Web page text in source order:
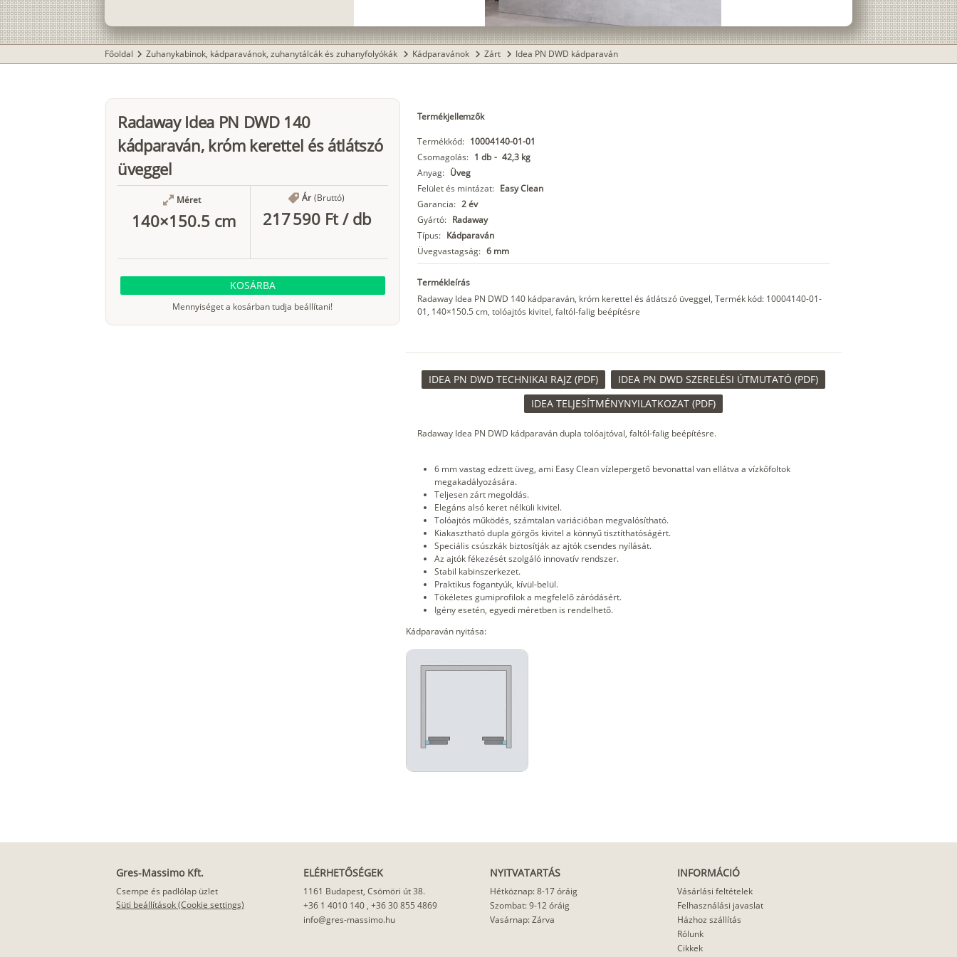
Főoldal chevron_right Zuhanykabinok, kádparavánok, zuhanytálcák és zuhanyfolyókák chevron_right Kádparavánok chevron_right Zárt chevron_right Idea PN DWD kádparaván
Radaway Idea PN DWD 140
kádparaván, króm kerettel és átlátszó
üveggel
Méret
140×150.5 cm
Ár (Bruttó)
217 590 Ft/ db
KOSÁRBA
Mennyiséget a kosárban tudja beállítani!
Termékjellemzők
Termékkód: 10004140-01-01
Csomagolás: 1 db - 42,3 kg
Anyag: Üveg
Felület és mintázat: Easy Clean
Garancia: 2 év
Gyártó: Radaway
Típus: Kádparaván
Üvegvastagság: 6 mm
Termékleírás
Radaway Idea PN DWD 140 kádparaván, króm kerettel és átlátszó üveggel, Termék kód: 10004140-01-
01, 140×150.5 cm, tolóajtós kivitel, faltól-falig beépítésre
IDEA PN DWD TECHNIKAI RAJZ (PDF)
IDEA PN DWD SZERELÉSI ÚTMUTATÓ (PDF)
IDEA TELJESÍTMÉNYNYILATKOZAT (PDF)
Radaway Idea PN DWD kádparaván dupla tolóajtóval, faltól-falig beépítésre.
6 mm vastag edzett üveg, ami Easy Clean vízlepergető bevonattal van ellátva a vízkőfoltok
megakadályozására.
Teljesen zárt megoldás.
Elegáns alsó keret nélküli kivitel.
Tolóajtós működés, számtalan variációban megvalósítható.
Kiakasztható dupla görgős kivitel a könnyű tisztíthatóságért.
Speciális csúszkák biztosítják az ajtók csendes nyílását.
Az ajtók fékezését szolgáló innovatív rendszer.
Stabil kabinszerkezet.
Praktikus fogantyúk, kívül-belül.
Tökéletes gumiprofilok a megfelelő záródásért.
Igény esetén, egyedi méretben is rendelhető.
Kádparaván nyitása:
Gres-Massimo Kft.
Csempe és padlólap üzlet
Süti beállítások (Cookie settings)
ELÉRHETŐSÉGEK
1161 Budapest, Csömöri út 38.
+36 1 4010 140, +36 30 855 4869
info@gres-massimo.hu
NYITVATARTÁS
Hétköznap: 8-17 óráig
Szombat: 9-12 óráig
Vasárnap: Zárva
INFORMÁCIÓ
Vásárlási feltételek
Felhasználási javaslat
Házhoz szállítás
Rólunk
Cikkek